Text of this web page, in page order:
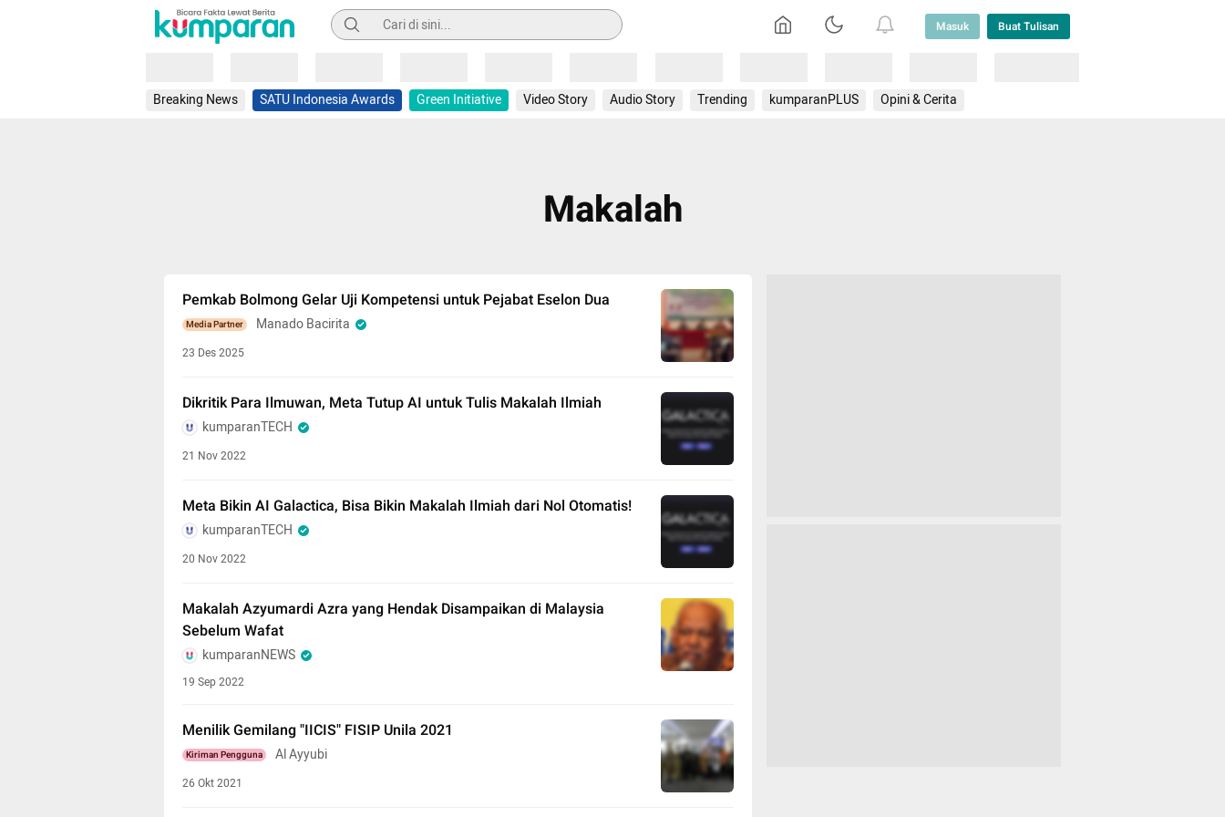
Pencarian Masuk Buat Tulisan
Breaking News SATU Indonesia Awards Green Initiative Video Story Audio Story Trending kumparanPLUS Opini & Cerita
Makalah
Pemkab Bolmong Gelar Uji Kompetensi untuk Pejabat Eselon Dua
Media Partner Manado Bacirita
23 Des 2025
Dikritik Para Ilmuwan, Meta Tutup AI untuk Tulis Makalah Ilmiah
kumparanTECH
21 Nov 2022
Meta Bikin AI Galactica, Bisa Bikin Makalah Ilmiah dari Nol Otomatis!
kumparanTECH
20 Nov 2022
Makalah Azyumardi Azra yang Hendak Disampaikan di Malaysia
Sebelum Wafat
kumparanNEWS
19 Sep 2022
Menilik Gemilang "IICIS" FISIP Unila 2021
Kiriman Pengguna Al Ayyubi
26 Okt 2021